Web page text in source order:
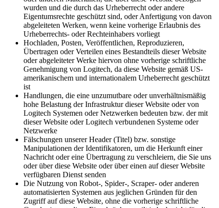
wurden und die durch das Urheberrecht oder andere
Eigentumsrechte geschützt sind, oder Anfertigung von davon
abgeleiteten Werken, wenn keine vorherige Erlaubnis des
Urheberrechts- oder Rechteinhabers vorliegt
Hochladen, Posten, Veröffentlichen, Reproduzieren,
Übertragen oder Verteilen eines Bestandteils dieser Website
oder abgeleiteter Werke hiervon ohne vorherige schriftliche
Genehmigung von Logitech, da diese Website gemäß US-
amerikanischem und internationalem Urheberrecht geschützt
ist
Handlungen, die eine unzumutbare oder unverhältnismäßig
hohe Belastung der Infrastruktur dieser Website oder von
Logitech Systemen oder Netzwerken bedeuten bzw. der mit
dieser Website oder Logitech verbundenen Systeme oder
Netzwerke
Fälschungen unserer Header (Titel) bzw. sonstige
Manipulationen der Identifikatoren, um die Herkunft einer
Nachricht oder eine Übertragung zu verschleiern, die Sie uns
oder über diese Website oder über einen auf dieser Website
verfügbaren Dienst senden
Die Nutzung von Robot-, Spider-, Scraper- oder anderen
automatisierten Systemen aus jeglichen Gründen für den
Zugriff auf diese Website, ohne die vorherige schriftliche